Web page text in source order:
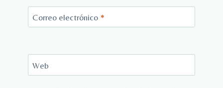
Correo electrónico *
Web